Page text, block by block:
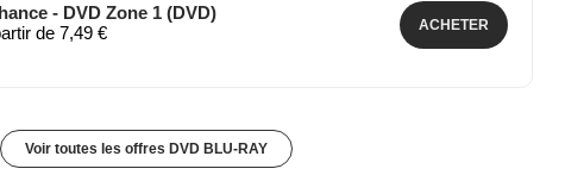
- DVD Zone 1 (DVD)
de 7,49 €
ACHETER
Voir toutes les offres DVD BLU-RAY